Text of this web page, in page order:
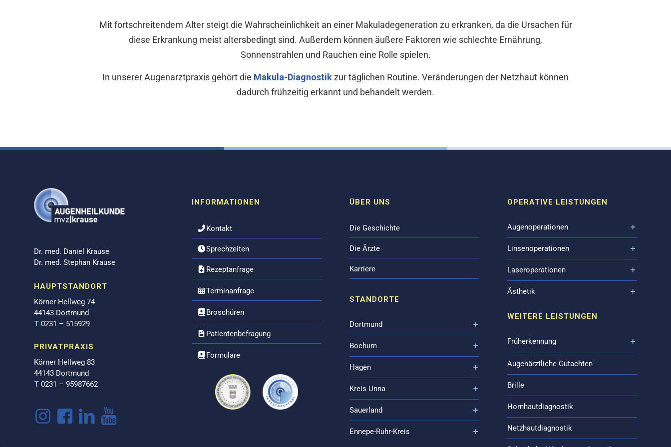
Mit fortschreitendem Alter steigt die Wahrscheinlichkeit an einer Makuladegeneration zu erkranken, da die Ursachen für
diese Erkrankung meist altersbedingt sind. Außerdem können äußere Faktoren wie schlechte Ernährung,
Sonnenstrahlen und Rauchen eine Rolle spielen.
In unserer Augenarztpraxis gehört die Makula-Diagnostikzur täglichen Routine. Veränderungen der Netzhaut können
dadurch frühzeitig erkannt und behandelt werden.
Dr. med. Daniel Krause
Dr. med. Stephan Krause
HAUPTSTANDORT
Körner Hellweg 74
44143 Dortmund
T 0231 – 515929
PRIVATPRAXIS
Körner Hellweg 83
44143 Dortmund
T 0231 – 95987662
INFORMATIONEN
Kontakt
Sprechzeiten
Rezeptanfrage
Terminanfrage
Broschüren
Patientenbefragung
Formulare
ÜBER UNS
Die Geschichte
Die Ärzte
Karriere
STANDORTE
Dortmund
Bochum
Hagen
Kreis Unna
Sauerland
Ennepe-Ruhr-Kreis
OPERATIVE LEISTUNGEN
Augenoperationen
Linsenoperationen
Laseroperationen
Ästhetik
WEITERE LEISTUNGEN
Früherkennung
Augenärztliche Gutachten
Brille
Hornhautdiagnostik
Netzhautdiagnostik